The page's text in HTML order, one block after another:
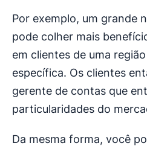
Por exemplo, um grande
pode colher mais
em clientes de uma
específica. Os clientes
gerente de contas que
particularidades do
Da mesma forma, você